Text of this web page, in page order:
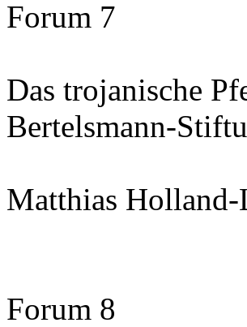
Forum 7
Das trojanische
Bertelsmann-
Matthias
Forum 8